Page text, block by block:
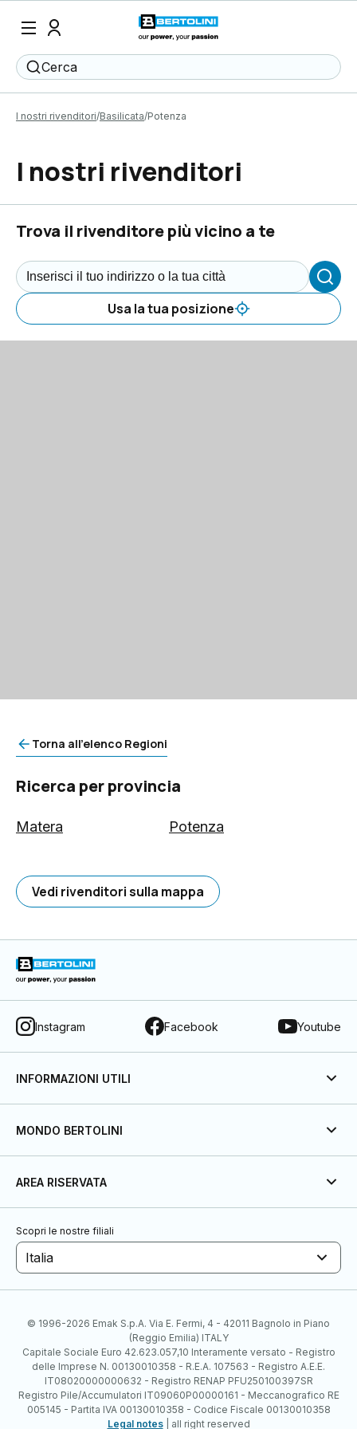
Cerca
I nostri rivenditori Basilicata Potenza
I nostri rivenditori
Trova il rivenditore più vicino a te
Usa la tua posizione
Torna all'elenco Regioni
Ricerca per provincia
Matera Potenza
Vedi rivenditori sulla mappa
Instagram Facebook Youtube
INFORMAZIONI UTILI
MONDO BERTOLINI
AREA RISERVATA
Scopri le nostre filiali
Italia
© 1996-2026 Emak S.p.A. Via E. Fermi, 4 - 42011 Bagnolo in Piano
(Reggio Emilia) ITALY
Capitale Sociale Euro 42.623.057,10 Interamente versato - Registro
delle Imprese N. 00130010358 - R.E.A. 107563 - Registro A.E.E.
IT08020000000632 - Registro RENAP PFU250100397SR
Registro Pile/Accumulatori IT09060P00000161 - Meccanografico RE
005145 - Partita IVA 00130010358 - Codice Fiscale 00130010358
Legal notes| all right reserved